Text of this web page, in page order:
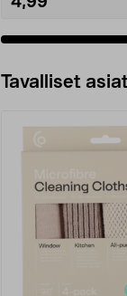
Tavalliset